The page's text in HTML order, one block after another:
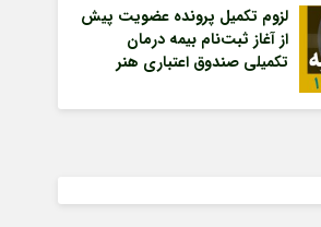
لزوم تکمیل پرونده عضویت پیش
از آغاز ثبت‌نام بیمه درمان
تکمیلی صندوق اعتباری هنر